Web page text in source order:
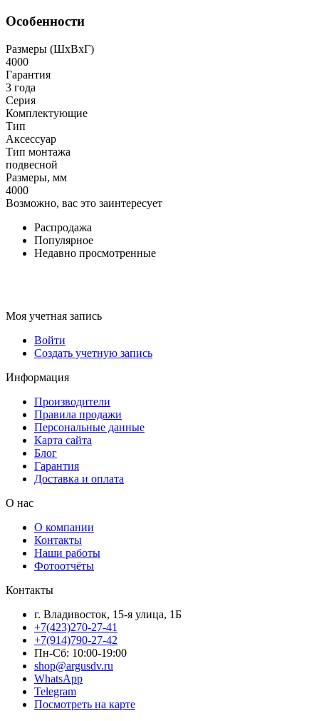
Особенности
Размеры (ШxВxГ)
4000
Гарантия
3 года
Серия
Комплектующие
Тип
Аксессуар
Тип монтажа
подвесной
Размеры, мм
4000
Возможно, вас это заинтересует
Распродажа
Популярное
Недавно просмотренные
Моя учетная запись
Войти
Создать учетную запись
Информация
Производители
Правила продажи
Персональные данные
Карта сайта
Блог
Гарантия
Доставка и оплата
О нас
О компании
Контакты
Наши работы
Фотоотчёты
Контакты
г. Владивосток, 15-я улица, 1Б
+7(423)270-27-41
+7(914)790-27-42
Пн-Сб: 10:00-19:00
shop@argusdv.ru
WhatsApp
Telegram
Посмотреть на карте